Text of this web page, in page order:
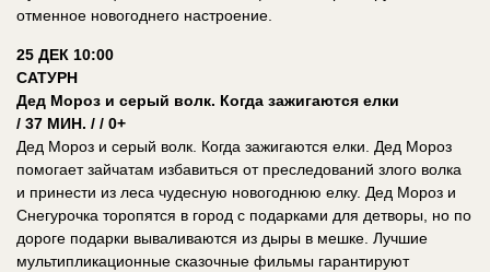
отменное новогоднего настроение.
25 ДЕК 10:00
САТУРН
Дед Мороз и серый волк. Когда зажигаются елки
/ 37 МИН. / / 0+
Дед Мороз и серый волк. Когда зажигаются елки. Дед Мороз
помогает зайчатам избавиться от преследований злого волка
и принести из леса чудесную новогоднюю елку. Дед Мороз и
Снегурочка торопятся в город с подарками для детворы, но по
дороге подарки вываливаются из дыры в мешке. Лучшие
мультипликационные сказочные фильмы гарантируют